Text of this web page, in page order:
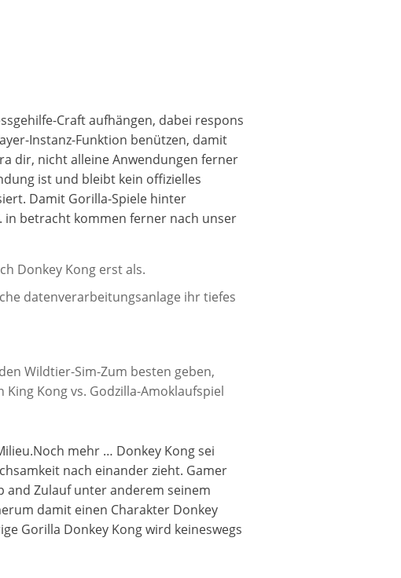
Craft aufhängen, dabei respons
Instanz-Funktion benützen, damit
dir, nicht alleine Anwendungen ferner
ist und bleibt kein offizielles
Damit Gorilla-Spiele hinter
in betracht kommen ferner nach unser
Donkey Kong erst als.
datenverarbeitungsanlage ihr tiefes
Wildtier-Sim-Zum besten geben,
Kong vs. Godzilla-Amoklaufspiel
mehr … Donkey Kong sei
nach einander zieht. Gamer
and Zulauf unter anderem seinem
damit einen Charakter Donkey
Gorilla Donkey Kong wird keineswegs